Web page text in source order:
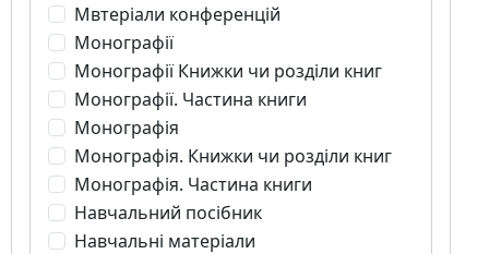
Мвтеріали конференцій
Монографії
Монографії Книжки чи розділи книг
Монографії. Частина книги
Монографія
Монографія. Книжки чи розділи книг
Монографія. Частина книги
Навчальний посібник
Навчальні матеріали